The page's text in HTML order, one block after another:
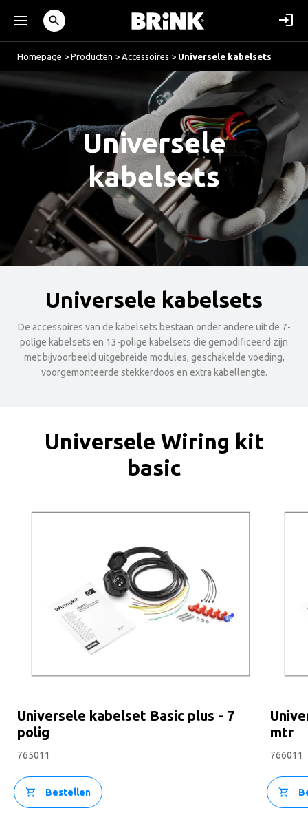
Homepage > Producten > Accessoires > Universele kabelsets
Universele
kabelsets
Universele kabelsets
De accessoires van de kabelsets bestaan onder andere uit de 7-
polige kabelsets en 13-polige kabelsets die gemodificeerd zijn
met bijvoorbeeld uitgebreide modules, geschakelde voeding,
voorgemonteerde stekkerdoos en extra kabellengte.
Universele Wiring kit
basic
Universele kabelset Basic plus - 7
polig
765011
Bestellen
mtr
766011